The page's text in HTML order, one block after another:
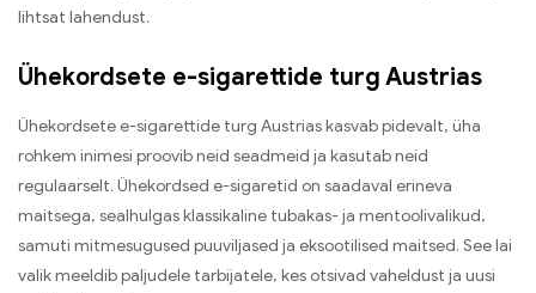
lihtsat lahendust.
Ühekordsete e-sigarettide turg Austrias
Ühekordsete e-sigarettide turg Austrias kasvab pidevalt, üha
rohkem inimesi proovib neid seadmeid ja kasutab neid
regulaarselt. Ühekordsed e-sigaretid on saadaval erineva
maitsega, sealhulgas klassikaline tubakas- ja mentoolivalikud,
samuti mitmesugused puuviljased ja eksootilised maitsed. See lai
valik meeldib paljudele tarbijatele, kes otsivad vaheldust ja uusi